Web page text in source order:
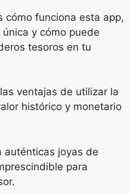
cómo funciona esta app,
y cómo puede
tesoros en tu
ventajas de utilizar la
histórico y monetario
auténticas joyas de
para